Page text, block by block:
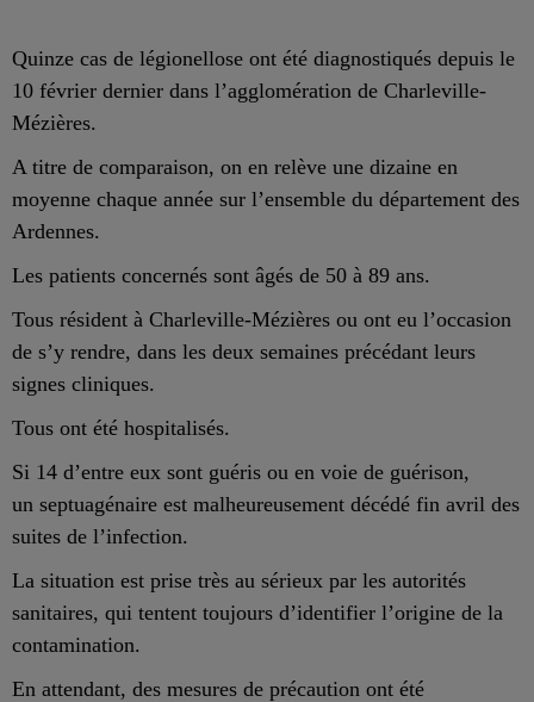
Quinze cas de légionellose ont été diagnostiqués depuis le
10 février dernier dans l’agglomération de Charleville-
Mézières.
A titre de comparaison, on en relève une dizaine en
moyenne chaque année sur l’ensemble du département des
Ardennes.
Les patients concernés sont âgés de 50 à 89 ans.
Tous résident à Charleville-Mézières ou ont eu l’occasion
de s’y rendre, dans les deux semaines précédant leurs
signes cliniques.
Tous ont été hospitalisés.
Si 14 d’entre eux sont guéris ou en voie de guérison,
un septuagénaire est malheureusement décédé fin avril des
suites de l’infection.
La situation est prise très au sérieux par les autorités
sanitaires, qui tentent toujours d’identifier l’origine de la
contamination.
En attendant, des mesures de précaution ont été